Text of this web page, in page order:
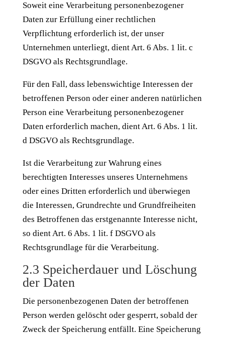
Soweit eine Verarbeitung personenbezogener
Daten zur Erfüllung einer rechtlichen
Verpflichtung erforderlich ist, der unser
Unternehmen unterliegt, dient Art. 6 Abs. 1 lit. c
DSGVO als Rechtsgrundlage.
Für den Fall, dass lebenswichtige Interessen der
betroffenen Person oder einer anderen natürlichen
Person eine Verarbeitung personenbezogener
Daten erforderlich machen, dient Art. 6 Abs. 1 lit.
d DSGVO als Rechtsgrundlage.
Ist die Verarbeitung zur Wahrung eines
berechtigten Interesses unseres Unternehmens
oder eines Dritten erforderlich und überwiegen
die Interessen, Grundrechte und Grundfreiheiten
des Betroffenen das erstgenannte Interesse nicht,
so dient Art. 6 Abs. 1 lit. f DSGVO als
Rechtsgrundlage für die Verarbeitung.
2.3 Speicherdauer und Löschung
der Daten
Die personenbezogenen Daten der betroffenen
Person werden gelöscht oder gesperrt, sobald der
Zweck der Speicherung entfällt. Eine Speicherung